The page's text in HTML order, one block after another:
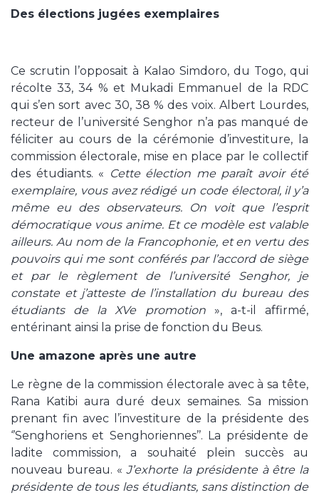
Des élections jugées exemplaires
Ce scrutin l’opposait à Kalao Simdoro, du Togo, qui
récolte 33, 34 % et Mukadi Emmanuel de la RDC
qui s’en sort avec 30, 38 % des voix. Albert Lourdes,
recteur de l’université Senghor n’a pas manqué de
féliciter au cours de la cérémonie d’investiture, la
commission électorale, mise en place par le collectif
des étudiants. « Cette élection me paraît avoir été
exemplaire, vous avez rédigé un code électoral, il y’a
même eu des observateurs. On voit que l’esprit
démocratique vous anime. Et ce modèle est valable
ailleurs. Au nom de la Francophonie, et en vertu des
pouvoirs qui me sont conférés par l’accord de siège
et par le règlement de l’université Senghor, je
constate et j’atteste de l’installation du bureau des
étudiants de la XVe promotion», a-t-il affirmé,
entérinant ainsi la prise de fonction du Beus.
Une amazone après une autre
Le règne de la commission électorale avec à sa tête,
Rana Katibi aura duré deux semaines. Sa mission
prenant fin avec l’investiture de la présidente des
‘’Senghoriens et Senghoriennes’’. La présidente de
ladite commission, a souhaité plein succès au
nouveau bureau. «J’exhorte la présidente à être la
présidente de tous les étudiants, sans distinction de